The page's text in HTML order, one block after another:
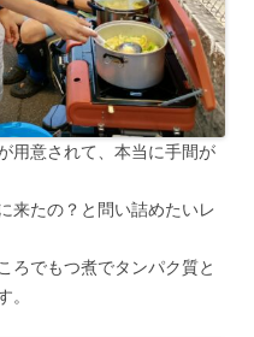
用意されて、本当に手間が
来たの？と問い詰めたいレ
ろでもつ煮でタンパク質と